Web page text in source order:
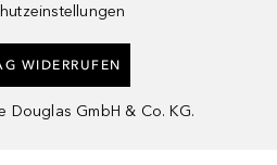
WIDERRUFEN
Douglas GmbH & Co. KG.